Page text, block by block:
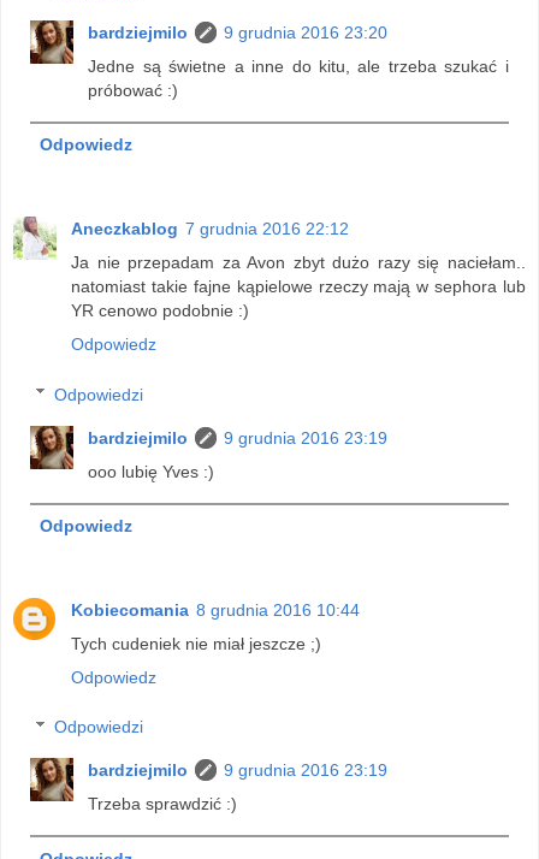
bardziejmilo
9 grudnia 2016 23:20
Jedne są świetne a inne do kitu, ale trzeba szukać i
próbować :)
Odpowiedz
Aneczkablog 7 grudnia 2016 22:12
Ja nie przepadam za Avon zbyt dużo razy się naciełam..
natomiast takie fajne kąpielowe rzeczy mają w sephora lub
YR cenowo podobnie :)
Odpowiedz
Odpowiedzi
bardziejmilo
9 grudnia 2016 23:19
ooo lubię Yves :)
Odpowiedz
Kobiecomania 8 grudnia 2016 10:44
Tych cudeniek nie miał jeszcze ;)
Odpowiedz
Odpowiedzi
bardziejmilo
9 grudnia 2016 23:19
Trzeba sprawdzić :)